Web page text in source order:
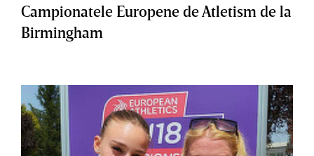
Campionatele Europene de Atletism de la
Birmingham